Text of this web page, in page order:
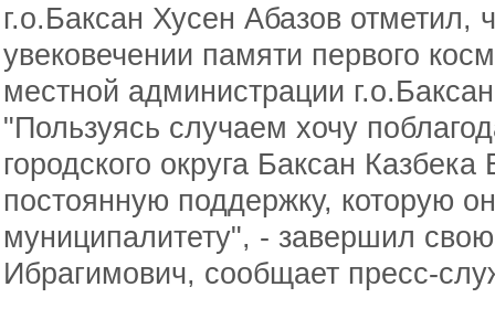
г.о.Баксан Хусен Абазов отметил,
увековечении памяти первого
местной администрации
"Пользуясь случаем хочу
городского округа Баксан
постоянную поддержку, которую
муниципалитету", - завершил
Ибрагимович, сообщает пресс-